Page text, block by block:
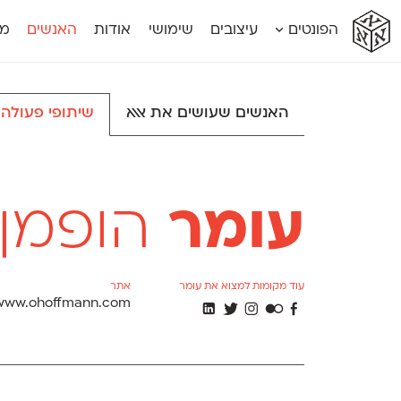
אא
אא
א
א
הפונטים עיצובים שימושי אודות האנשים
האנשים שעושים את אאא שיתופי פעולה
עומר הופמן
עוד מקומות למצוא את עומר
Γ
β
Θ
ξ
ι
אתר